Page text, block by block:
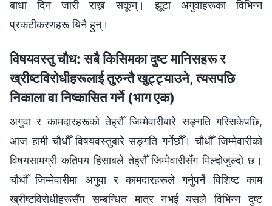
बाधा दिन जारी राख्न सकून्। झूटा अगुवाहरूका विभिन्न
प्रकटीकरणहरू यिनै हुन्।
विषयवस्तु चौध: सबै किसिमका दुष्ट मानिसहरू र
ख्रीष्टविरोधीहरूलाई तुरुन्तै खुट्ट्याउने, त्यसपछि
निकाला वा निष्कासित गर्ने (भाग एक)
अगुवा र कामदारहरूको तेह्रौँ जिम्मेवारीबारे सङ्गति गरिसकेपछि,
आज हामी चौधौँ विषयवस्तुबारे सङ्गति गर्नेछौँ। चौधौँ जिम्मेवारीको
विषयसामग्री कतिपय हिसाबले तेह्रौँ जिम्मेवारीसँग मिल्दोजुल्दो छ।
चौधौँ जिम्मेवारीमा अगुवा र कामदारहरूले गर्नुपर्ने विशिष्ट काम
ख्रीष्टविरोधीहरूसँग सम्बन्धित मात्र नभई यसले विभिन्न दुष्ट